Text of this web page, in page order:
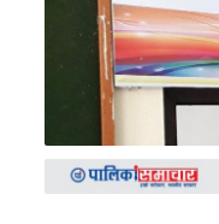
भिडियो
अन्य